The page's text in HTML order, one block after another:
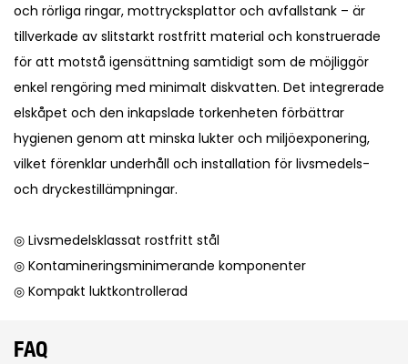
och rörliga ringar, mottrycksplattor och avfallstank – är
tillverkade av slitstarkt rostfritt material och konstruerade
för att motstå igensättning samtidigt som de möjliggör
enkel rengöring med minimalt diskvatten. Det integrerade
elskåpet och den inkapslade torkenheten förbättrar
hygienen genom att minska lukter och miljöexponering,
vilket förenklar underhåll och installation för livsmedels-
och dryckestillämpningar.
◎ Livsmedelsklassat rostfritt stål
◎ Kontamineringsminimerande komponenter
◎ Kompakt luktkontrollerad
FAQ